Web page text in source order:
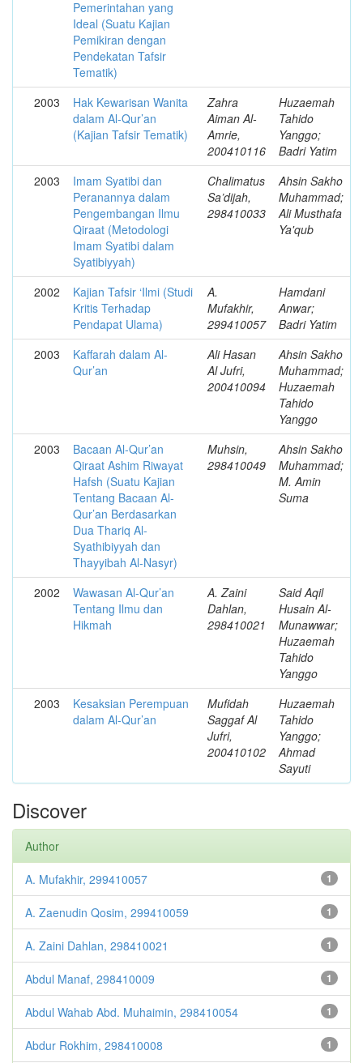
Pemerintahan yang
Ideal (Suatu Kajian
Pemikiran dengan
Pendekatan Tafsir
Tematik)
2003
Hak Kewarisan Wanita
dalam Al-Qur’an
(Kajian Tafsir Tematik)
Zahra
Aiman Al-
Amrie,
200410116
Huzaemah
Tahido
Yanggo;
Badri Yatim
2003
Imam Syatibi dan
Peranannya dalam
Pengembangan Ilmu
Qiraat (Metodologi
Imam Syatibi dalam
Syatibiyyah)
Chalimatus
Sa’dijah,
298410033
Ahsin Sakho
Muhammad;
Ali Musthafa
Ya'qub
2002
Kajian Tafsir ‘Ilmi (Studi
Kritis Terhadap
Pendapat Ulama)
A.
Mufakhir,
299410057
Hamdani
Anwar;
Badri Yatim
2003
Kaffarah dalam Al-
Qur’an
Ali Hasan
Al Jufri,
200410094
Ahsin Sakho
Muhammad;
Huzaemah
Tahido
Yanggo
2003
Bacaan Al-Qur’an
Qiraat Ashim Riwayat
Hafsh (Suatu Kajian
Tentang Bacaan Al-
Qur’an Berdasarkan
Dua Thariq Al-
Syathibiyyah dan
Thayyibah Al-Nasyr)
Muhsin,
298410049
Ahsin Sakho
Muhammad;
M. Amin
Suma
2002
Wawasan Al-Qur’an
Tentang Ilmu dan
Hikmah
A. Zaini
Dahlan,
298410021
Said Aqil
Husain Al-
Munawwar;
Huzaemah
Tahido
Yanggo
2003
Kesaksian Perempuan
dalam Al-Qur’an
Mufidah
Saggaf Al
Jufri,
200410102
Huzaemah
Tahido
Yanggo;
Ahmad
Sayuti
Discover
Author
1
A. Mufakhir, 299410057
1
A. Zaenudin Qosim, 299410059
1
A. Zaini Dahlan, 298410021
1
Abdul Manaf, 298410009
1
Abdul Wahab Abd. Muhaimin, 298410054
1
Abdur Rokhim, 298410008